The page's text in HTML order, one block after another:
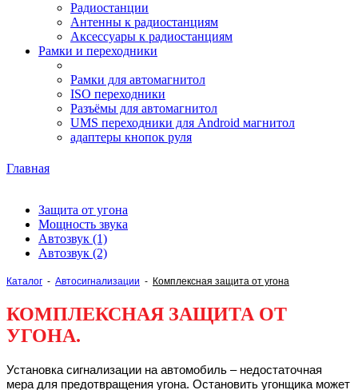
Радиостанции
Антенны к радиостанциям
Аксессуары к радиостанциям
Рамки и переходники
Рамки для автомагнитол
ISO переходники
Разъёмы для автомагнитол
UMS переходники для Android магнитол
адаптеры кнопок руля
Главная
Защита от угона
Мощность звука
Автозвук (1)
Автозвук (2)
Каталог - Автосигнализации - Комплексная защита от угона
КОМПЛЕКСНАЯ ЗАЩИТА ОТ
УГОНА.
Установка сигнализации на автомобиль – недостаточная
мера для предотвращения угона. Остановить угонщика может